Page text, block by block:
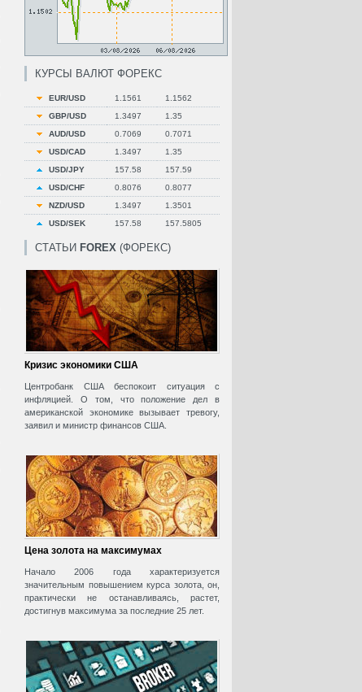
КУРСЫ ВАЛЮТ ФОРЕКС
EUR/USD 1.1561
1.1562
GBP/USD
1.3497
1.35
AUD/USD
0.7069
0.7071
USD/CAD
1.3497
1.35
USD/JPY
157.58
157.59
USD/CHF
0.8076
0.8077
NZD/USD
1.3497
1.3501
USD/SEK
157.58 157.5805
СТАТЬИ FOREX (ФОРЕКС)
Кризис экономики США
Центробанк США беспокоит ситуация с
инфляцией. О том, что положение дел в
американской экономике вызывает тревогу,
заявил и министр финансов США.
Цена золота на максимумах
Начало 2006 года характеризуется
значительным повышением курса золота, он,
практически не останавливаясь, растет,
достигнув максимума за последние 25 лет.